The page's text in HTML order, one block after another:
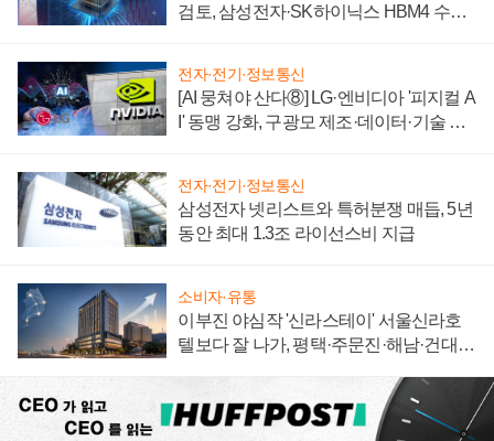
검토, 삼성전자·SK하이닉스 HBM4 수율
전자·전기·정보통신
[AI 뭉쳐야 산다⑧] LG·엔비디아 '피지컬 A
I' 동맹 강화, 구광모 제조·데이터·기술 결
전자·전기·정보통신
삼성전자 넷리스트와 특허분쟁 매듭, 5년
동안 최대 1.3조 라이선스비 지급
소비자·유통
이부진 야심작 '신라스테이' 서울신라호
텔보다 잘 나가, 평택·주문진·해남·건대로